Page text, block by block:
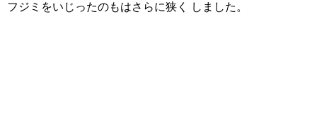
フジミをいじったのもはさらに狭く しました。